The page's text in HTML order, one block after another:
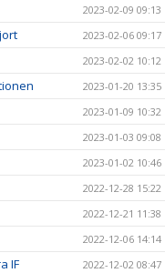
2023-02-09 09:13
2023-02-06 09:17
2023-02-02 10:12
2023-01-20 13:35
2023-01-09 10:32
2023-01-03 09:08
2023-01-02 10:46
2022-12-28 15:22
2022-12-21 11:38
2022-12-06 14:14
IF 2022-12-02 08:47